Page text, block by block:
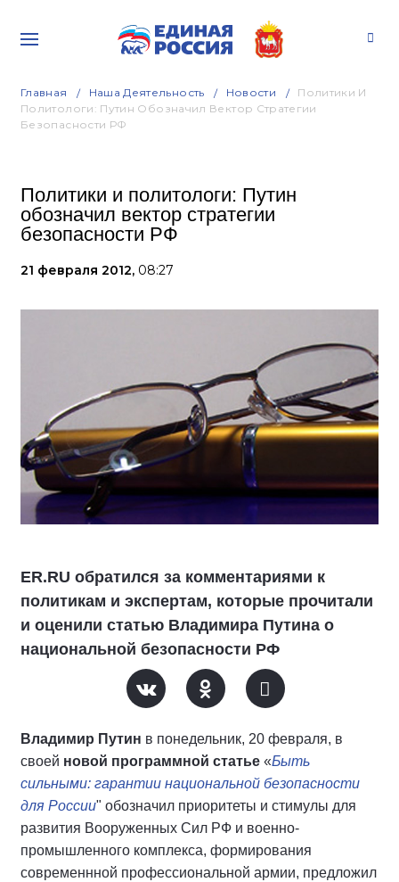
Главная Наша Деятельность Новости
Политики И
Политологи: Путин Обозначил Вектор Стратегии
Безопасности РФ
Политики и политологи: Путин
обозначил вектор стратегии
безопасности РФ
21 февраля 2012, 08:27
ER.RU обратился за комментариями к
политикам и экспертам, которые прочитали
и оценили статью Владимира Путина о
национальной безопасности РФ
Владимир Путин в понедельник, 20 февраля, в
своей новой программной статье «Быть
сильными: гарантии национальной безопасности
для России" обозначил приоритеты и стимулы для
развития Вооруженных Сил РФ и военно-
промышленного комплекса, формирования
современнной профессиональной армии, предложил